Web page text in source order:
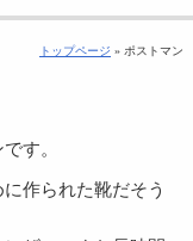
トップページ » ポストマン
す。
作られた靴だそう